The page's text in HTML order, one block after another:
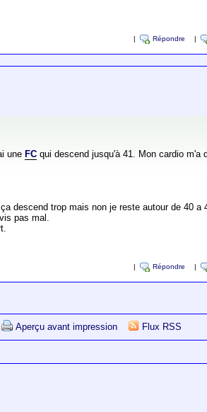
Répondre
une FC qui descend jusqu'à 41. Mon cardio m'a
descend trop mais non je reste autour de 40 a
pas mal.
Répondre
Aperçu avant impression Flux RSS